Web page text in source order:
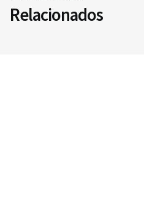
Relacionados